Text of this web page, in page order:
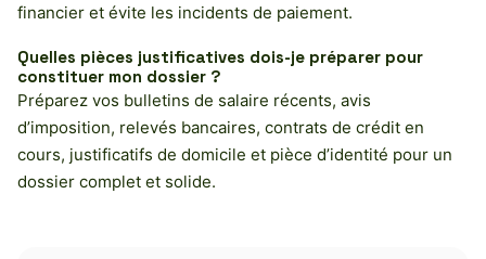
financier et évite les incidents de paiement.
Quelles pièces justificatives dois-je préparer pour
constituer mon dossier ?
Préparez vos bulletins de salaire récents, avis
d’imposition, relevés bancaires, contrats de crédit en
cours, justificatifs de domicile et pièce d’identité pour un
dossier complet et solide.